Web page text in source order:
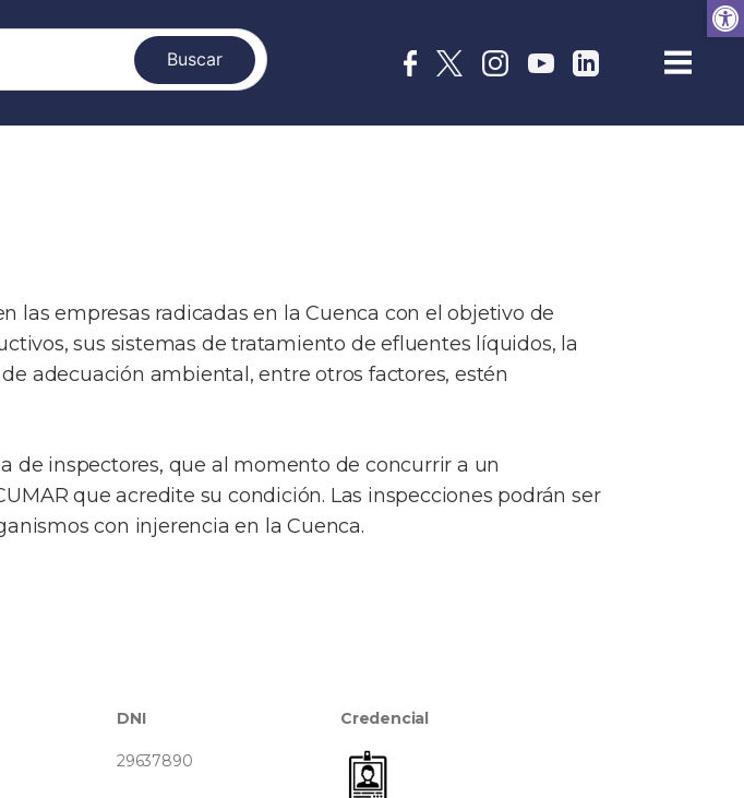
Buscar
las empresas radicadas en la Cuenca con el objetivo de
sus sistemas de tratamiento de efluentes líquidos, la
adecuación ambiental, entre otros factores, estén
de inspectores, que al momento de concurrir a un
que acredite su condición. Las inspecciones podrán ser
con injerencia en la Cuenca.
DNI Credencial
29637890